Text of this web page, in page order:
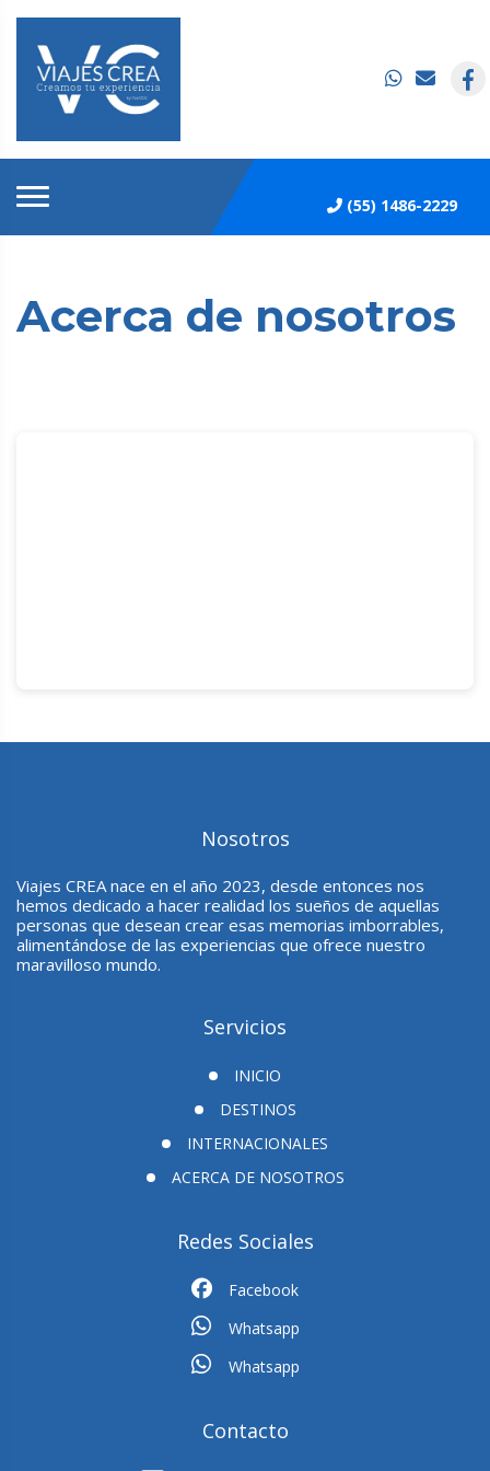
(55) 1486-2229
Acerca de nosotros
Nosotros
Viajes CREA nace en el año 2023, desde entonces nos
hemos dedicado a hacer realidad los sueños de aquellas
personas que desean crear esas memorias imborrables,
alimentándose de las experiencias que ofrece nuestro
maravilloso mundo.
Servicios
INICIO
DESTINOS
INTERNACIONALES
ACERCA DE NOSOTROS
Redes Sociales
Facebook
Whatsapp
Whatsapp
Contacto